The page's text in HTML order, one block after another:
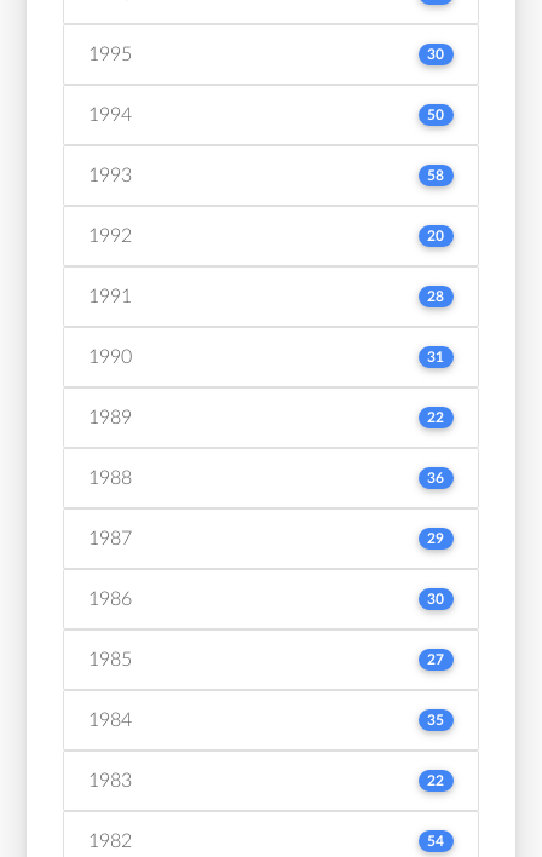
1995 30
1994 50
1993 58
1992 20
1991 28
1990 31
1989 22
1988 36
1987 29
1986 30
1985 27
1984 35
1983 22
1982 54